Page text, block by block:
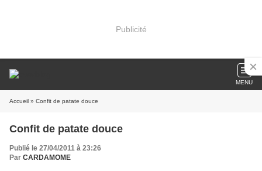
Publicité
MENU
Accueil » Confit de patate douce
Confit de patate douce
Publié le 27/04/2011 à 23:26
Par CARDAMOME